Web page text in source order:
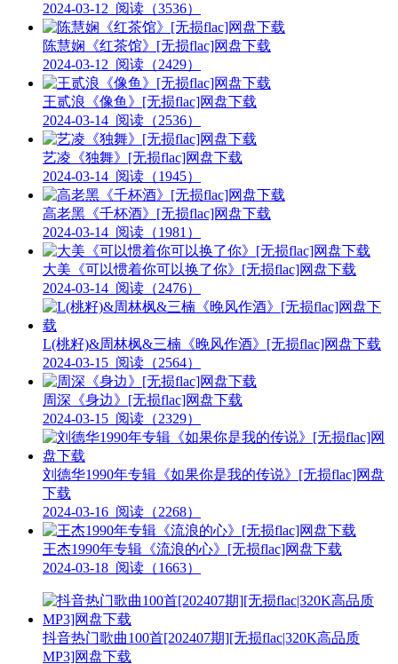
2024-03-12 阅读（3536）
陈慧娴《红茶馆》[无损flac]网盘下载
2024-03-12 阅读（2429）
王贰浪《像鱼》[无损flac]网盘下载
2024-03-14 阅读（2536）
艺凌《独舞》[无损flac]网盘下载
2024-03-14 阅读（1945）
高老黑《千杯酒》[无损flac]网盘下载
2024-03-14 阅读（1981）
大美《可以惯着你可以换了你》[无损flac]网盘下载
2024-03-14 阅读（2476）
L(桃籽)&周林枫&三楠《晚风作酒》[无损flac]网盘下载
2024-03-15 阅读（2564）
周深《身边》[无损flac]网盘下载
2024-03-15 阅读（2329）
刘德华1990年专辑《如果你是我的传说》[无损flac]网盘
下载
2024-03-16 阅读（2268）
王杰1990年专辑《流浪的心》[无损flac]网盘下载
2024-03-18 阅读（1663）
抖音热门歌曲100首[202407期][无损flac|320K高品质
MP3]网盘下载